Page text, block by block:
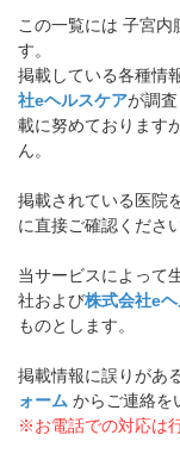
この一覧には 子宮内
す。
掲載している各種情
社eヘルスケアが調
載に努めております
ん。
掲載されている医院
に直接ご確認ください
当サービスによって
社および株式会社e
ものとします。
掲載情報に誤りがあ
ォーム からご連絡を
※お電話での対応は